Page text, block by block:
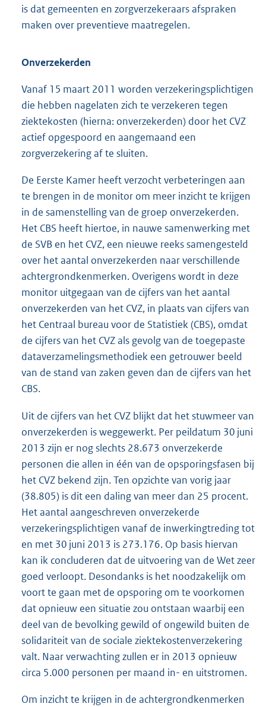
is dat gemeenten en zorgverzekeraars afspraken
maken over preventieve maatregelen.
Onverzekerden
Vanaf 15 maart 2011 worden verzekeringsplichtigen
die hebben nagelaten zich te verzekeren tegen
ziektekosten (hierna: onverzekerden) door het CVZ
actief opgespoord en aangemaand een
zorgverzekering af te sluiten.
De Eerste Kamer heeft verzocht verbeteringen aan
te brengen in de monitor om meer inzicht te krijgen
in de samenstelling van de groep onverzekerden.
Het CBS heeft hiertoe, in nauwe samenwerking met
de SVB en het CVZ, een nieuwe reeks samengesteld
over het aantal onverzekerden naar verschillende
achtergrondkenmerken. Overigens wordt in deze
monitor uitgegaan van de cijfers van het aantal
onverzekerden van het CVZ, in plaats van cijfers van
het Centraal bureau voor de Statistiek (CBS), omdat
de cijfers van het CVZ als gevolg van de toegepaste
dataverzamelingsmethodiek een getrouwer beeld
van de stand van zaken geven dan de cijfers van het
CBS.
Uit de cijfers van het CVZ blijkt dat het stuwmeer van
onverzekerden is weggewerkt. Per peildatum 30 juni
2013 zijn er nog slechts 28.673 onverzekerde
personen die allen in één van de opsporingsfasen bij
het CVZ bekend zijn. Ten opzichte van vorig jaar
(38.805) is dit een daling van meer dan 25 procent.
Het aantal aangeschreven onverzekerde
verzekeringsplichtigen vanaf de inwerkingtreding tot
en met 30 juni 2013 is 273.176. Op basis hiervan
kan ik concluderen dat de uitvoering van de Wet zeer
goed verloopt. Desondanks is het noodzakelijk om
voort te gaan met de opsporing om te voorkomen
dat opnieuw een situatie zou ontstaan waarbij een
deel van de bevolking gewild of ongewild buiten de
solidariteit van de sociale ziektekostenverzekering
valt. Naar verwachting zullen er in 2013 opnieuw
circa 5.000 personen per maand in- en uitstromen.
Om inzicht te krijgen in de achtergrondkenmerken